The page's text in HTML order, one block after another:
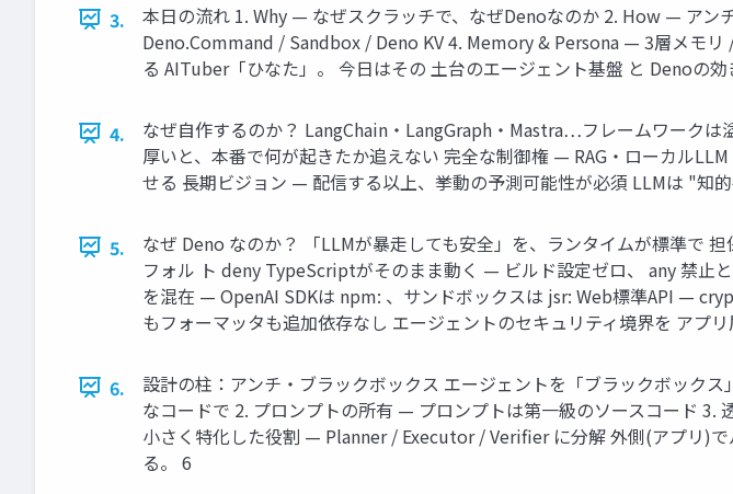
3.
本日の流れ 1. Why — なぜスクラッチで、なぜDenoなのか 2. How — ア
Deno.Command / Sandbox / Deno KV 4. Memory & Persona — 3層メモ
る AITuber「ひなた」。 今日はその 土台のエージェント基盤 と Denoの
4.
なぜ自作するのか？ LangChain・LangGraph・Mastra…フレームワーク
厚いと、本番で何が起きたか追えない 完全な制御権 — RAG・ローカル
せる 長期ビジョン — 配信する以上、挙動の予測可能性が必須 LLMは "
5.
なぜ Deno なのか？ 「LLMが暴走しても安全」を、ランタイムが標準
フォル ト deny TypeScriptがそのまま動く — ビルド設定ゼロ、 any 禁
を混在 — OpenAI SDKは npm: 、サンドボックスは jsr: Web標準API —
もフォーマッタも追加依存なし エージェントのセキュリティ境界を アプ
6.
設計の柱：アンチ・ブラックボックス エージェントを「ブラックボック
なコードで 2. プロンプトの所有 — プロンプトは第一級のソースコード
小さく特化した役割 — Planner / Executor / Verifier に分解 外側(アプリ)
る。 6